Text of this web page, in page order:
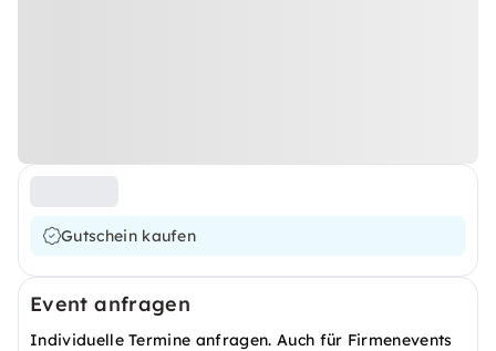
Gutschein kaufen
Event anfragen
Individuelle Termine anfragen. Auch für Firmenevents